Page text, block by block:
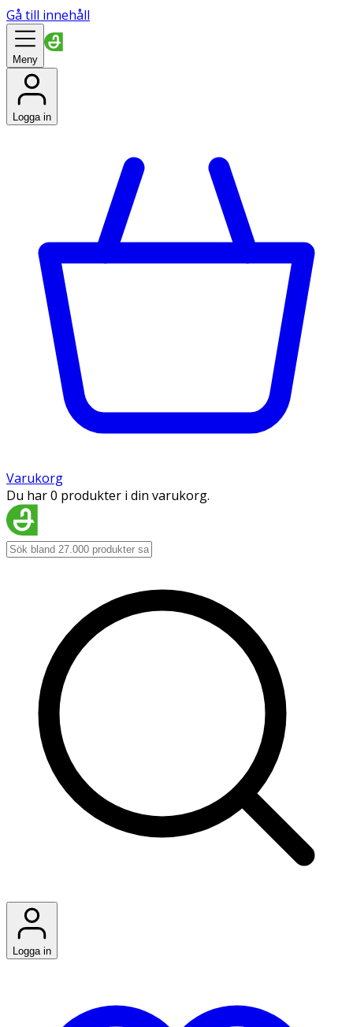
Gå till innehåll
Meny
Logga in
Varukorg
Du har 0 produkter i din varukorg.
Logga in